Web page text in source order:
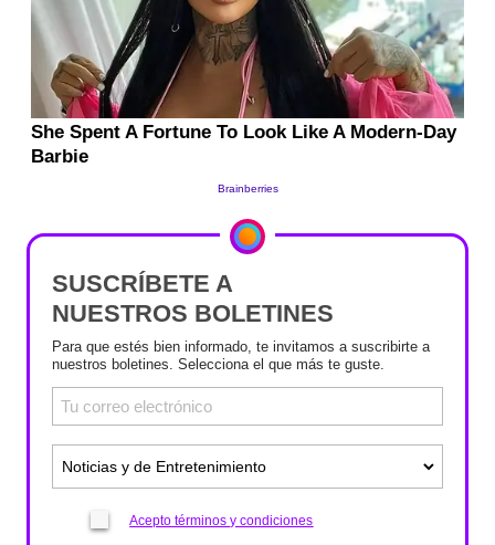
SUSCRÍBETE A
NUESTROS BOLETINES
Para que estés bien informado, te invitamos a suscribirte a
nuestros boletines. Selecciona el que más te guste.
Acepto términos y condiciones